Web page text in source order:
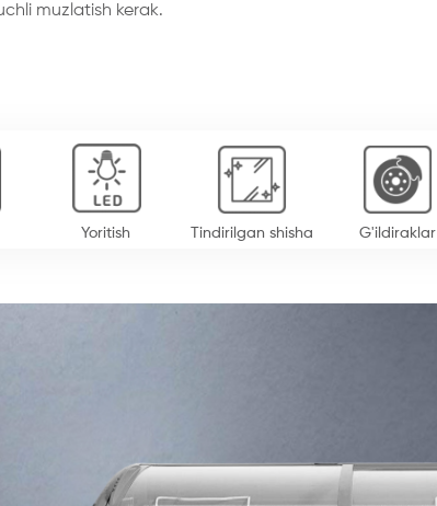
muzlatish kerak.
Yoritish Tindirilgan shisha G'ildiraklar